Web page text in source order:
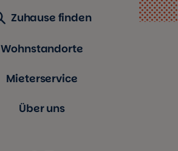
Zuhause finden
Wohnstandorte
Mieterservice
Über uns